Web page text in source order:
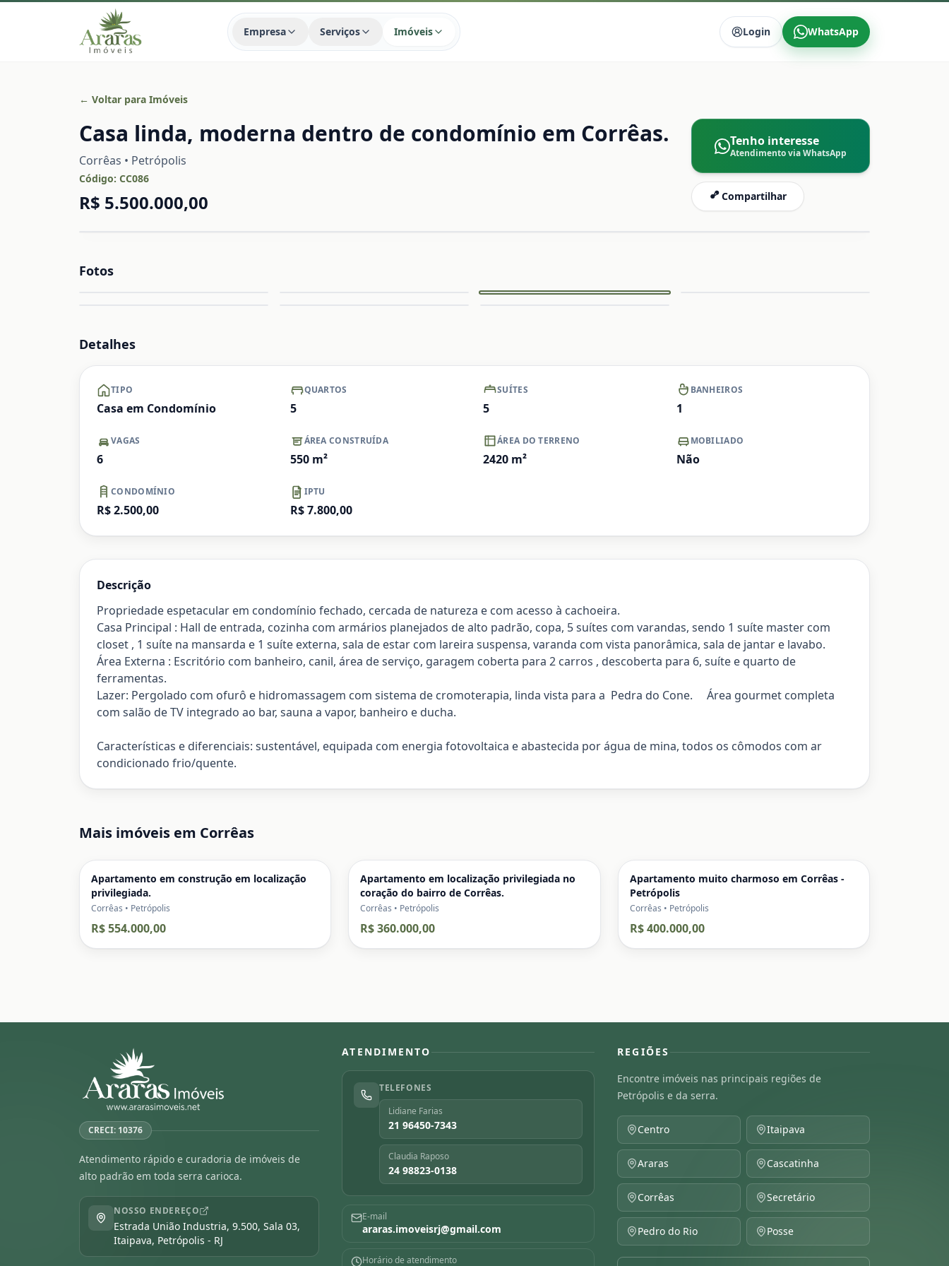
Empresa Serviços Imóveis Login WhatsApp
← Voltar para Imóveis
Casa linda, moderna dentro de condomínio em Corrêas.
Corrêas • Petrópolis
Código: CC086
R$ 5.500.000,00
Tenho interesse
Atendimento via WhatsApp
Compartilhar
Fotos
Detalhes
TIPO
Casa em Condomínio
QUARTOS
5
SUÍTES
5
BANHEIROS
1
VAGAS
6
ÁREA CONSTRUÍDA
550m²
ÁREA DO TERRENO
2420 m²
MOBILIADO
Não
CONDOMÍNIO
R$ 2.500,00
IPTU
R$ 7.800,00
Descrição
Propriedade espetacular em condomínio fechado, cercada de natureza e com acesso à cachoeira.
Casa Principal : Hall de entrada, cozinha com armários planejados de alto padrão, copa, 5 suítes com varandas, sendo 1 suíte master com
closet , 1 suíte na mansarda e 1 suíte externa, sala de estar com lareira suspensa, varanda com vista panorâmica, sala de jantar e lavabo.
Área Externa : Escritório com banheiro, canil, área de serviço, garagem coberta para 2 carros , descoberta para 6, suíte e quarto de
ferramentas.
Lazer: Pergolado com ofurô e hidromassagem com sistema de cromoterapia, linda vista para a Pedra do Cone. Área gourmet completa
com salão de TV integrado ao bar, sauna a vapor, banheiro e ducha.
Características e diferenciais: sustentável, equipada com energia fotovoltaica e abastecida por água de mina, todos os cômodos com ar
condicionado frio/quente.
Mais imóveis em Corrêas
Apartamento em construção em localização
privilegiada.
Corrêas • Petrópolis
R$ 554.000,00
Apartamento em localização privilegiada no
coração do bairro de Corrêas.
Corrêas • Petrópolis
R$ 360.000,00
Apartamento muito charmoso em Corrêas -
Petrópolis
Corrêas • Petrópolis
R$ 400.000,00
CRECI: 10376
Atendimento rápido e curadoria de imóveis de
alto padrão em toda serra carioca.
NOSSO ENDEREÇO
Estrada União Industria, 9.500, Sala 03,
Itaipava, Petrópolis - RJ
ATENDIMENTO
TELEFONES
Lidiane Farias
21 96450-7343
Claudia Raposo
24 98823-0138
E-mail
araras.imoveisrj@gmail.com
Horário de atendimento
REGIÕES
Encontre imóveis nas principais regiões de
Petrópolis e da serra.
Centro Itaipava
Araras Cascatinha
Corrêas Secretário
Pedro do Rio Posse